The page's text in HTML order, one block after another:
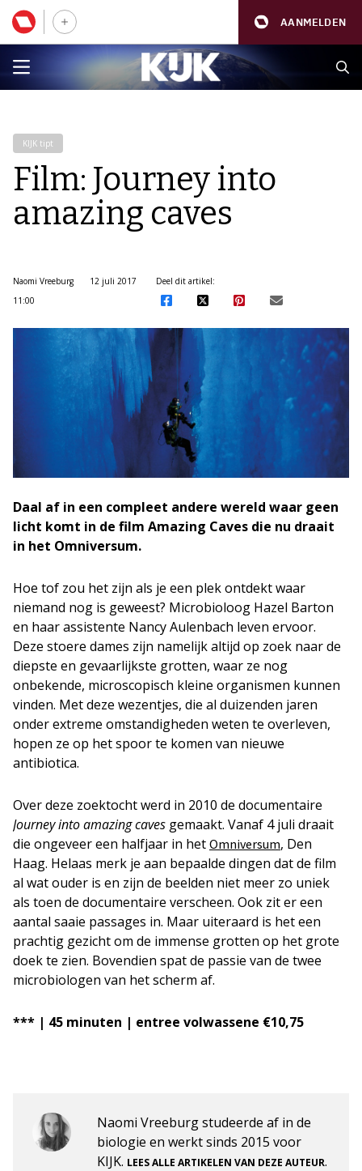
AANMELDEN
KIJK tipt
Film: Journey into
amazing caves
Naomi Vreeburg
12 juli 2017
11:00
Deel dit artikel:
Daal af in een compleet andere wereld waar geen
licht komt in de film Amazing Caves die nu draait
in het Omniversum.
Hoe tof zou het zijn als je een plek ontdekt waar
niemand nog is geweest? Microbioloog Hazel Barton
en haar assistente Nancy Aulenbach leven ervoor.
Deze stoere dames zijn namelijk altijd op zoek naar de
diepste en gevaarlijkste grotten, waar ze nog
onbekende, microscopisch kleine organismen kunnen
vinden. Met deze wezentjes, die al duizenden jaren
onder extreme omstandigheden weten te overleven,
hopen ze op het spoor te komen van nieuwe
antibiotica.
Over deze zoektocht werd in 2010 de documentaire
Journey into amazing caves gemaakt. Vanaf 4 juli draait
die ongeveer een halfjaar in het Omniversum, Den
Haag. Helaas merk je aan bepaalde dingen dat de film
al wat ouder is en zijn de beelden niet meer zo uniek
als toen de documentaire verscheen. Ook zit er een
aantal saaie passages in. Maar uiteraard is het een
prachtig gezicht om de immense grotten op het grote
doek te zien. Bovendien spat de passie van de twee
microbiologen van het scherm af.
*** | 45 minuten | entree volwassene €10,75
Naomi Vreeburg studeerde af in de
biologie en werkt sinds 2015 voor
KIJK. LEES ALLE ARTIKELEN VAN DEZE AUTEUR.